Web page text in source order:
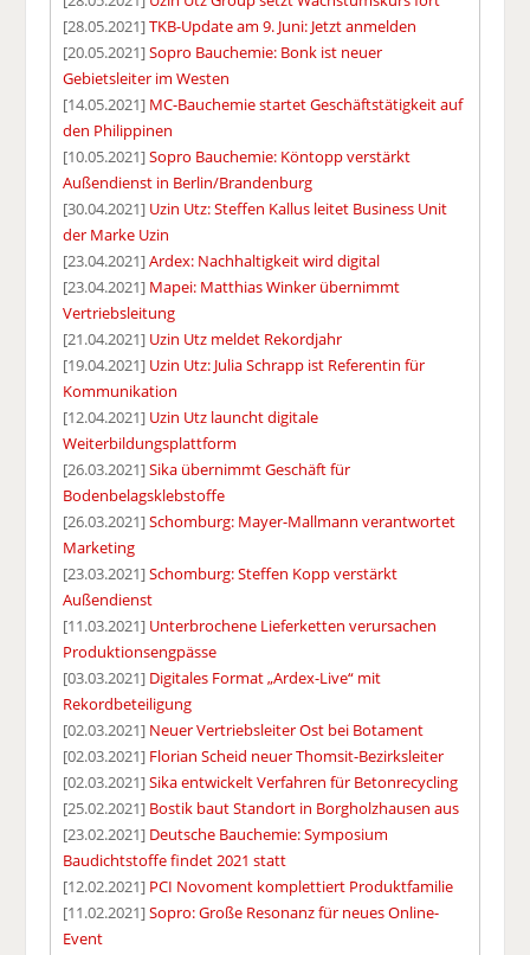
[28.05.2021]TKB-Update am 9. Juni: Jetzt anmelden
[20.05.2021]Sopro Bauchemie: Bonk ist neuer
Gebietsleiter im Westen
[14.05.2021] MC-Bauchemie startet Geschäftstätigkeit auf
den Philippinen
[10.05.2021]Sopro Bauchemie: Köntopp verstärkt
Außendienst in Berlin/Brandenburg
[30.04.2021] Uzin Utz: Steffen Kallus leitet Business Unit
der Marke Uzin
[23.04.2021]Ardex: Nachhaltigkeit wird digital
[23.04.2021] Mapei: Matthias Winker übernimmt
Vertriebsleitung
[21.04.2021] Uzin Utz meldet Rekordjahr
[19.04.2021] Uzin Utz: Julia Schrapp ist Referentin für
Kommunikation
[12.04.2021] Uzin Utz launcht digitale
Weiterbildungsplattform
[26.03.2021]Sika übernimmt Geschäft für
Bodenbelagsklebstoffe
[26.03.2021]Schomburg: Mayer-Mallmann verantwortet
Marketing
[23.03.2021]Schomburg: Steffen Kopp verstärkt
Außendienst
[11.03.2021] Unterbrochene Lieferketten verursachen
Produktionsengpässe
[03.03.2021] Digitales Format „Ardex-Live“ mit
Rekordbeteiligung
[02.03.2021] Neuer Vertriebsleiter Ost bei Botament
[02.03.2021] Florian Scheid neuer Thomsit-Bezirksleiter
[02.03.2021]Sika entwickelt Verfahren für Betonrecycling
[25.02.2021] Bostik baut Standort in Borgholzhausen aus
[23.02.2021] Deutsche Bauchemie: Symposium
Baudichtstoffe findet 2021 statt
[12.02.2021] PCI Novoment komplettiert Produktfamilie
[11.02.2021]Sopro: Große Resonanz für neues Online-
Event